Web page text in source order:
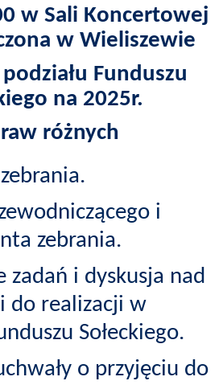
w Sali Koncertowej
w Wieliszewie
Funduszu
na 2025r.
różnych
i
zebrania.
zadań i dyskusja nad
do realizacji w
Sołeckiego.
o przyjęciu do